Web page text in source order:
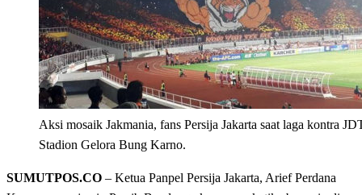
Aksi mosaik Jakmania, fans Persija Jakarta saat laga kontra
Stadion Gelora Bung Karno.
SUMUTPOS.CO – Ketua Panpel Persija Jakarta, Arief Perdana